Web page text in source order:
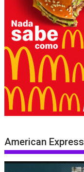
American Express